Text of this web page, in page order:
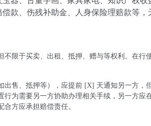
款、伤残补助金、人身保险理赔款等，
限于买卖、出租、抵押、赠与等权利。在行
售、抵押等），应提前 [X] 天通知另一方，
为需要另一方协助办理相关手续，另一方应
方应承担赔偿责任。